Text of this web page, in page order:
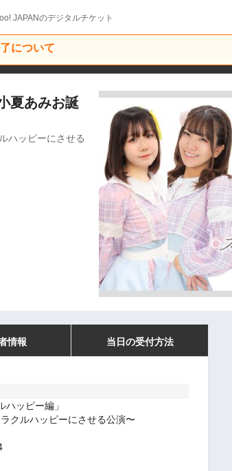
JAPANのデジタルチケット
について
夏あみお誕
ハッピーにさせる
情報 当日の受付方法
ッピー編」
クルハッピーにさせる公演〜